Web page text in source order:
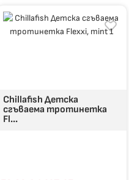
Chillafish Детска
сгъваема тротинетка
Fl...